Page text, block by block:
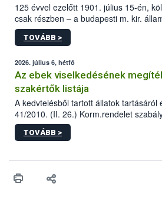
125 évvel ezelőtt 1901. július 15-én,
csak részben – a budapesti m. kir.
állomás a Kis Rókus utca 15. szám
tervezett új épületébe.
TOVÁBB >
2026. július 6, hétfő
Az ebek viselkedésének
szakértők listája
A kedvtelésből tartott állatok tartásáról
41/2010. (II. 26.) Korm.rendelet
sérülés, illetve ennek veszélye
hatósági feladatokat, valamint a
vonni az ebek viselkedésének
TOVÁBB >